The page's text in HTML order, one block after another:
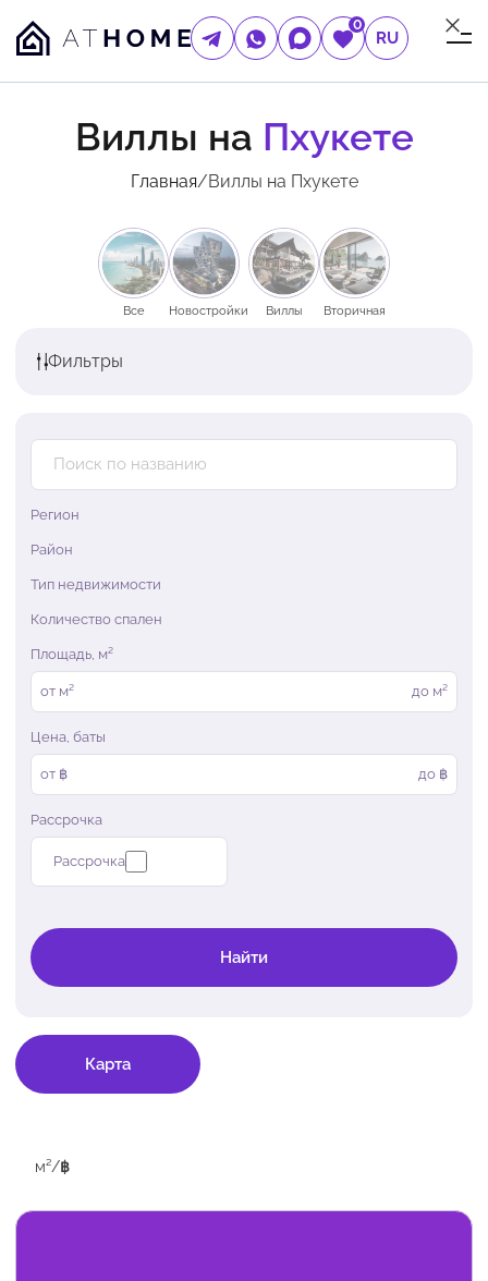
0
RU
Виллы на Пхукете
Главная/Виллы на Пхукете
Все Новостройки Виллы Вторичная
Фильтры
Регион
Район
Тип недвижимости
Количество спален
Площадь, м²
от м² до м²
Цена, баты
от ฿ до ฿
Рассрочка
Рассрочка
Найти
Карта
м²/฿